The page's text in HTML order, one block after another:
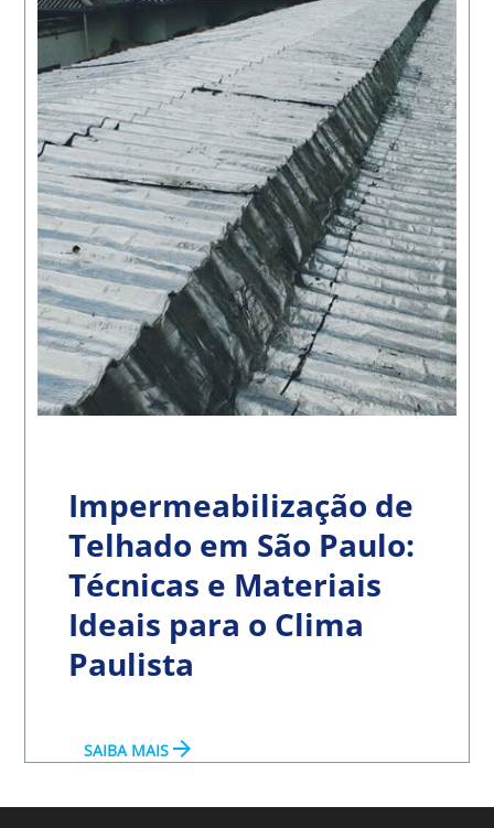
Impermeabilização de
Telhado em São Paulo:
Técnicas e Materiais
Ideais para o Clima
Paulista
SAIBA MAISarrow_forward